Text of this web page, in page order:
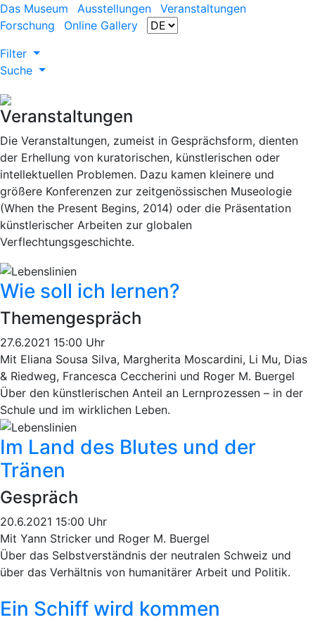
Das Museum Ausstellungen
Veranstaltungen
Forschung
Online Gallery
Filter
Suche
Veranstaltungen
Die Veranstaltungen, zumeist in Gesprächsform, dienten
der Erhellung von kuratorischen, künstlerischen oder
intellektuellen Problemen. Dazu kamen kleinere und
größere Konferenzen zur zeitgenössischen Museologie
(When the Present Begins, 2014) oder die Präsentation
künstlerischer Arbeiten zur globalen
Verflechtungsgeschichte.
Wie soll ich lernen?
Themengespräch
27.6.2021 15:00 Uhr
Mit Eliana Sousa Silva, Margherita Moscardini, Li Mu, Dias
& Riedweg, Francesca Ceccherini und Roger M. Buergel
Über den künstlerischen Anteil an Lernprozessen – in der
Schule und im wirklichen Leben.
Im Land des Blutes und der
Tränen
Gespräch
20.6.2021 15:00 Uhr
Mit Yann Stricker und Roger M. Buergel
Über das Selbstverständnis der neutralen Schweiz und
über das Verhältnis von humanitärer Arbeit und Politik.
Ein Schiff wird kommen